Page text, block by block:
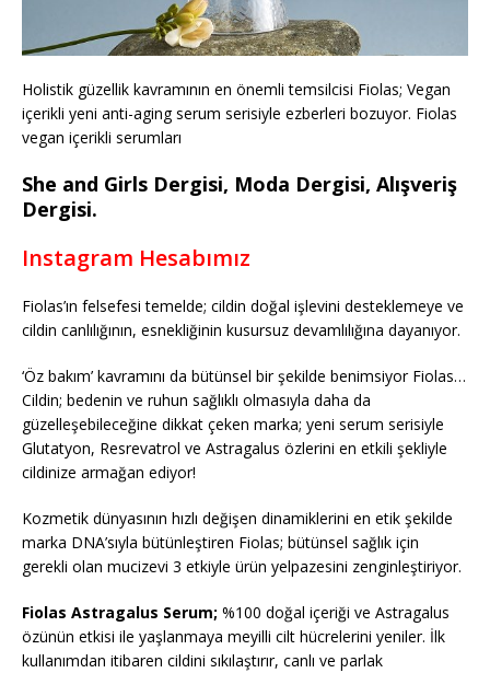
Holistik güzellik kavramının en önemli temsilcisi Fiolas; Vegan
içerikli yeni anti-aging serum serisiyle ezberleri bozuyor. Fiolas
vegan içerikli serumları
She and Girls Dergisi, Moda Dergisi, Alışveriş
Dergisi.
Instagram Hesabımız
Fiolas’ın felsefesi temelde; cildin doğal işlevini desteklemeye ve
cildin canlılığının, esnekliğinin kusursuz devamlılığına dayanıyor.
‘Öz bakım’ kavramını da bütünsel bir şekilde benimsiyor Fiolas…
Cildin; bedenin ve ruhun sağlıklı olmasıyla daha da
güzelleşebileceğine dikkat çeken marka; yeni serum serisiyle
Glutatyon, Resrevatrol ve Astragalus özlerini en etkili şekliyle
cildinize armağan ediyor!
Kozmetik dünyasının hızlı değişen dinamiklerini en etik şekilde
marka DNA’sıyla bütünleştiren Fiolas; bütünsel sağlık için
gerekli olan mucizevi 3 etkiyle ürün yelpazesini zenginleştiriyor.
Fiolas Astragalus Serum; %100 doğal içeriği ve Astragalus
özünün etkisi ile yaşlanmaya meyilli cilt hücrelerini yeniler. İlk
kullanımdan itibaren cildini sıkılaştırır, canlı ve parlak